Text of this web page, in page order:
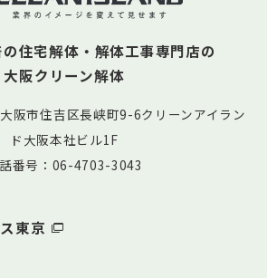
住宅解体・解体工事専門店の
大阪クリーン解体
阪市住吉区長峡町9-6クリーンアイラン
ド大阪本社ビル1F
番号：06-4703-3043
東京